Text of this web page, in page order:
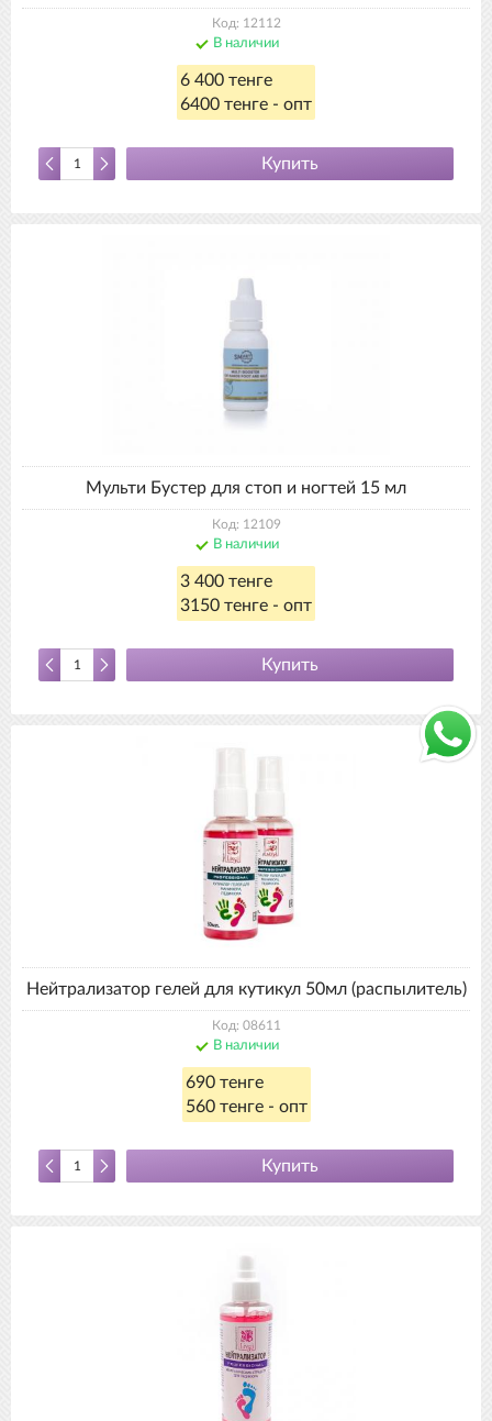
Код: 12112
В наличии
6 400 тенге
6400 тенге - опт
Купить
Мульти Бустер для стоп и ногтей 15 мл
Код: 12109
В наличии
3 400 тенге
3150 тенге - опт
Купить
Нейтрализатор гелей для кутикул 50мл (распылитель)
Код: 08611
В наличии
690 тенге
560 тенге - опт
Купить